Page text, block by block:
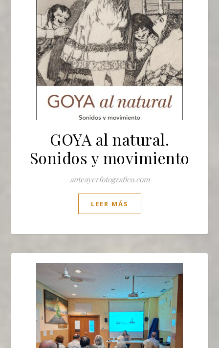
GOYA al natural.
Sonidos y movimiento
anteayerfotografico.com
LEER MÁS